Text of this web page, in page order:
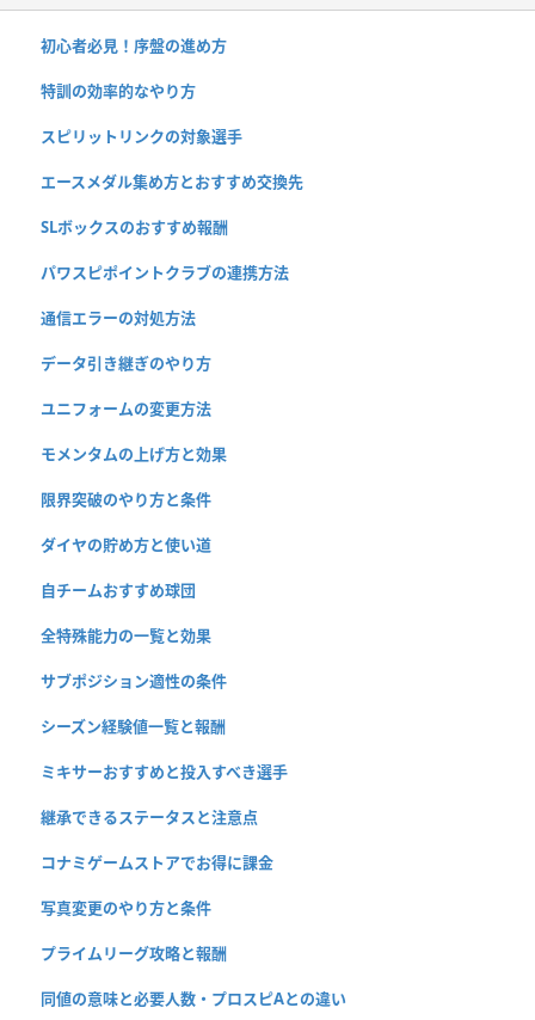
初心者必見！序盤の進め方
特訓の効率的なやり方
スピリットリンクの対象選手
エースメダル集め方とおすすめ交換先
SLボックスのおすすめ報酬
パワスピポイントクラブの連携方法
通信エラーの対処方法
データ引き継ぎのやり方
ユニフォームの変更方法
モメンタムの上げ方と効果
限界突破のやり方と条件
ダイヤの貯め方と使い道
自チームおすすめ球団
全特殊能力の一覧と効果
サブポジション適性の条件
シーズン経験値一覧と報酬
ミキサーおすすめと投入すべき選手
継承できるステータスと注意点
コナミゲームストアでお得に課金
写真変更のやり方と条件
プライムリーグ攻略と報酬
同値の意味と必要人数・プロスピAとの違い